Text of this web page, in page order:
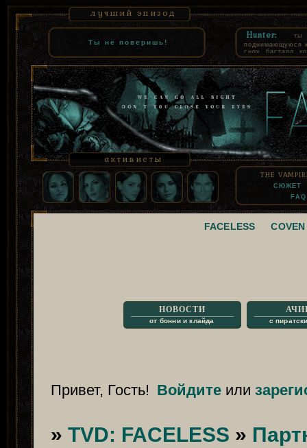
лучший эпизод
Ты не поверишь!
Hunter:
ты
поднимающуюся
сноу, бастард,
как комнатная
суть, взять
которое все
узурпацию.
помнил только
продал свою
активисты
THE
СЮЖЕТ
FAQ
FACELESS COVEN
НОВОСТИ
от бонни и клайда с
Привет, Гость! Войдитеили
» TVD: FACELESS »